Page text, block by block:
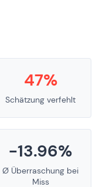
47%
Schätzung verfehlt
-13.96%
Ø Überraschung bei
Miss